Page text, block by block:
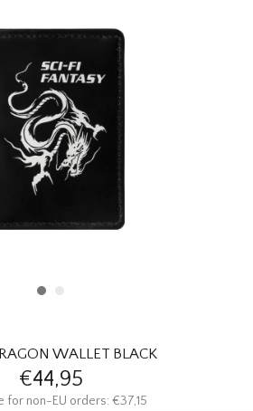
WALLET BLACK
€44,95
for non-EU orders: €37,15